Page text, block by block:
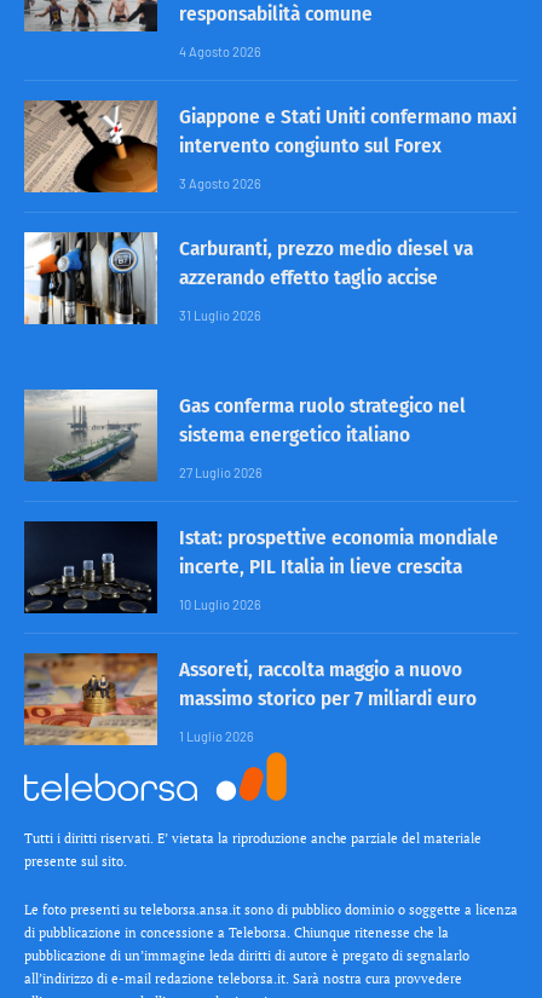
responsabilità comune
4 Agosto 2026
Giappone e Stati Uniti confermano maxi
intervento congiunto sul Forex
3 Agosto 2026
Carburanti, prezzo medio diesel va
azzerando effetto taglio accise
31 Luglio 2026
Gas conferma ruolo strategico nel
sistema energetico italiano
27 Luglio 2026
Istat: prospettive economia mondiale
incerte, PIL Italia in lieve crescita
10 Luglio 2026
Assoreti, raccolta maggio a nuovo
massimo storico per 7 miliardi euro
1 Luglio 2026
Tutti i diritti riservati. E’ vietata la riproduzione anche parziale del materiale
presente sul sito.
Le foto presenti su teleborsa.ansa.it sono di pubblico dominio o soggette a licenza
di pubblicazione in concessione a Teleborsa. Chiunque ritenesse che la
pubblicazione di un’immagine leda diritti di autore è pregato di segnalarlo
all’indirizzo di e-mail redazione teleborsa.it. Sarà nostra cura provvedere